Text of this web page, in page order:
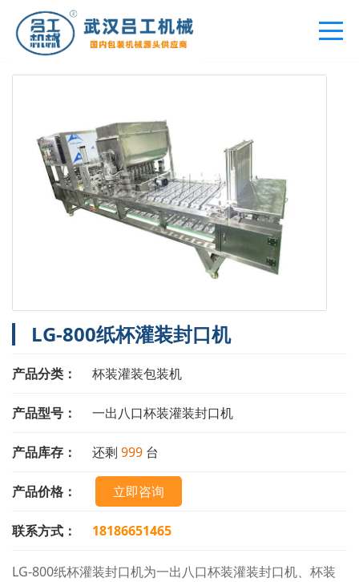
您的位置：首页>产品中心>杯装灌装包装机
LG-800纸杯灌装封口机
产品分类： 杯装灌装包装机
产品型号： 一出八口杯装灌装封口机
产品库存： 还剩 999 台
产品价格： 立即咨询
联系方式： 18186651465
LG-800纸杯灌装封口机为一出八口杯装灌装封口机、杯装